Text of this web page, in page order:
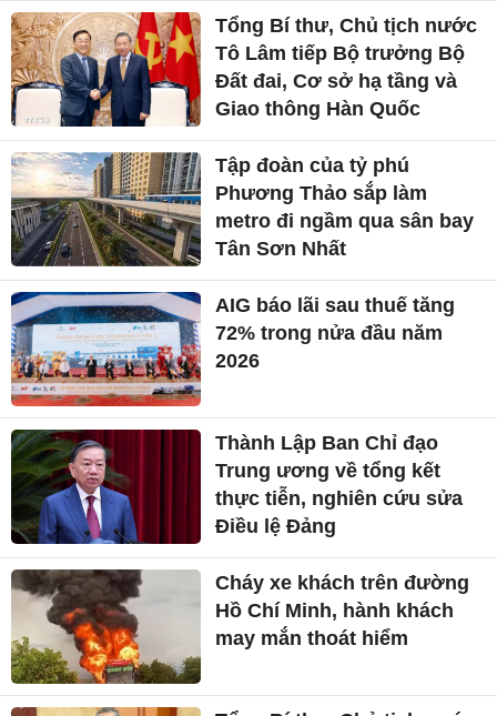
Tổng Bí thư, Chủ tịch nước
Tô Lâm tiếp Bộ trưởng Bộ
Đất đai, Cơ sở hạ tầng và
Giao thông Hàn Quốc
Tập đoàn của tỷ phú
Phương Thảo sắp làm
metro đi ngầm qua sân bay
Tân Sơn Nhất
AIG báo lãi sau thuế tăng
72% trong nửa đầu năm
2026
Thành Lập Ban Chỉ đạo
Trung ương về tổng kết
thực tiễn, nghiên cứu sửa
Điều lệ Đảng
Cháy xe khách trên đường
Hồ Chí Minh, hành khách
may mắn thoát hiểm